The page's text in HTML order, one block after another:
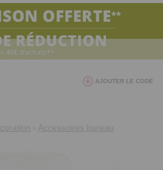
12/08/2026.
AJOUTER LE CODE
Accessoires bureau